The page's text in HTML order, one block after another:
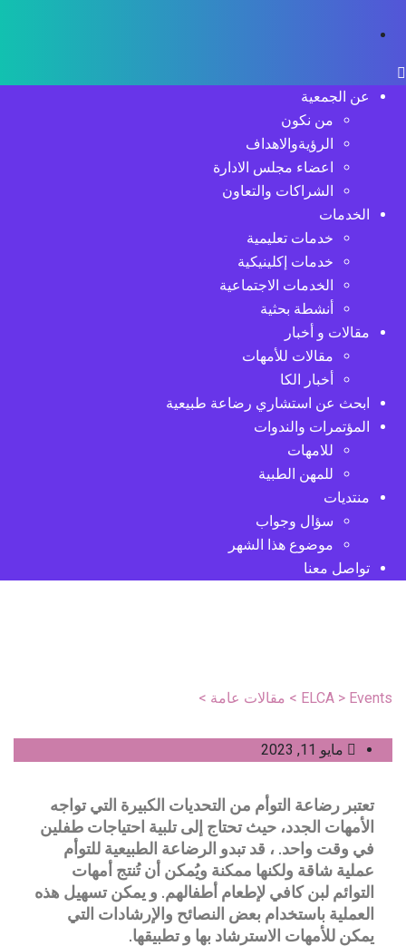
عن الجمعية
من نكون
الرؤيةوالاهداف
اعضاء مجلس الادارة
الشراكات والتعاون
الخدمات
خدمات تعليمية
خدمات إكلينيكية
الخدمات الاجتماعية
أنشطة بحثية
مقالات و أخبار
مقالات للأمهات
أخبار الكا
ابحث عن استشاري رضاعة طبيعية
المؤتمرات والندوات
للامهات
للمهن الطبية
منتديات
سؤال وجواب
موضوع هذا الشهر
تواصل معنا
ELCA > Events
> مقالات عامة >
مايو 11, 2023
تعتبر رضاعة التوأم من التحديات الكبيرة التي تواجه
الأمهات الجدد، حيث تحتاج إلى تلبية احتياجات طفلين
في وقت واحد. ، قد تبدو الرضاعة الطبيعية للتوأم
عملية شاقة ولكنها ممكنة ويُمكن أن تُنتج أمهات
التوائم لبن كافي لإطعام أطفالهم. و يمكن تسهيل هذه
العملية باستخدام بعض النصائح والإرشادات التي
يمكن للأمهات الاسترشاد بها و تطبيقها.